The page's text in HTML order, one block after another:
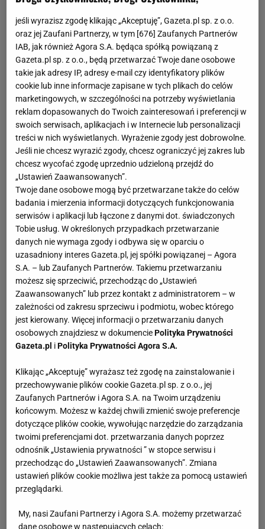
twarz pojawiała się na okładkach najbardziej
prestiżowych czasopism, w tym na okładce tej
najważniejszej - "Vogue". Izabella próbowała także
swoich sił jako piosenkarka. Wydała trzy single oraz
jeden album.
Imię i nazwisko: Izabella Scorupco
Data urodzenia: 4 czerwca 1970r.
Miejsce urodzenia: Białystok
Zawód: aktorka, modelka
Instagram: @izabellascorupco
Facebook: facebook.com/izascorupco
Izabella Scorupco - początki kariery
Izabella Scorupco urodziła się w czerwcu 1970 roku w
Białymstoku. W wieku ośmiu lat przeniosła się wraz z
matką do Sztokholmu. Jako nastolatka została
zauważona przez reżysera szwedzkiego, który
zaangażował ją do roli w filmie "Nikt tak nie kocha jak
my". W kolejnych latach Izabella rozpoczęła pracę jako
fotomodelka oraz modelka. Była niezwykle popularna w
Szwecji. Gościła na okładkach największych gazet.
Zdobiła również okładkę włoskiego "Vogue".
W 1989 roku Scorupco nagrała cover piosenki
"Substitute" zespołu ABBA. Utwór okazał się hitem, grały
go największe szwedzkie rozgłośnie radiowe i piosenka
zyskała status złotego singla. Dwa lata później ukazał się
jej debiutancki album. Nosił tytuł "Iza".
Izabella Scorupco - dziewczyna Bonda
Na początku lat dziewięćdziesiątych Izabella Scorupco
grywała epizodyczne role w serialach i filmach, głównie
produkcji szwedzkiej. W 1995 roku przyszedł pierwszy
wielki sukces - zagrała dziewczynę Agenta 007, Jamesa
jeśli wyrazisz zgodę klikając „Akceptuję”, Gazeta.pl sp. z o.o.
oraz jej Zaufani Partnerzy, w tym [ 676 ] Zaufanych Partnerów
IAB, jak również Agora S.A. będąca spółką powiązaną z
Gazeta.pl sp. z o.o., będą przetwarzać Twoje dane osobowe
takie jak adresy IP, adresy e-mail czy identyfikatory plików
cookie lub inne informacje zapisane w tych plikach do celów
marketingowych, w szczególności na potrzeby wyświetlania
reklam dopasowanych do Twoich zainteresowań i preferencji w
swoich serwisach, aplikacjach i w Internecie lub personalizacji
treści w nich wyświetlanych. Wyrażenie zgody jest dobrowolne.
Jeśli nie chcesz wyrazić zgody, chcesz ograniczyć jej zakres lub
chcesz wycofać zgodę uprzednio udzieloną przejdź do
„Ustawień Zaawansowanych”.
Twoje dane osobowe mogą być przetwarzane także do celów
badania i mierzenia informacji dotyczących funkcjonowania
serwisów i aplikacji lub łączone z danymi dot. świadczonych
Tobie usług. W określonych przypadkach przetwarzanie
danych nie wymaga zgody i odbywa się w oparciu o
uzasadniony interes Gazeta.pl, jej spółki powiązanej – Agora
S.A. – lub Zaufanych Partnerów. Takiemu przetwarzaniu
możesz się sprzeciwić, przechodząc do „Ustawień
Zaawansowanych” lub przez kontakt z administratorem – w
zależności od zakresu sprzeciwu i podmiotu, wobec którego
jest kierowany. Więcej informacji o przetwarzaniu danych
osobowych znajdziesz w dokumencie Polityka Prywatności
Gazeta.pl i Polityka Prywatności Agora S.A.
Klikając „Akceptuję” wyrażasz też zgodę na zainstalowanie i
przechowywanie plików cookie Gazeta.pl sp. z o.o., jej
Zaufanych Partnerów i Agora S.A. na Twoim urządzeniu
końcowym. Możesz w każdej chwili zmienić swoje preferencje
dotyczące plików cookie, wywołując narzędzie do zarządzania
twoimi preferencjami dot. przetwarzania danych poprzez
odnośnik „Ustawienia prywatności ” w stopce serwisu i
przechodząc do „Ustawień Zaawansowanych”. Zmiana
ustawień plików cookie możliwa jest także za pomocą ustawień
przeglądarki.
My, nasi Zaufani Partnerzy i Agora S.A. możemy przetwarzać
dane osobowe w następujących celach: